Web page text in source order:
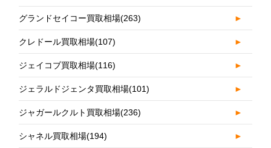
グランドセイコー買取相場(263) ►
クレドール買取相場(107) ►
ジェイコブ買取相場(116) ►
ジェラルドジェンタ買取相場(101) ►
ジャガールクルト買取相場(236) ►
シャネル買取相場(194) ►